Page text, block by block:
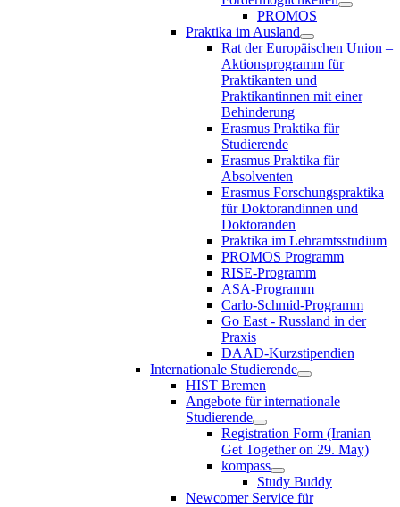
PROMOS
Praktika im Ausland
Rat der Europäischen Union –
Aktionsprogramm für
Praktikanten und
Praktikantinnen mit einer
Behinderung
Erasmus Praktika für
Studierende
Erasmus Praktika für
Absolventen
Erasmus Forschungspraktika
für Doktorandinnen und
Doktoranden
Praktika im Lehramtsstudium
PROMOS Programm
RISE-Programm
ASA-Programm
Carlo-Schmid-Programm
Go East - Russland in der
Praxis
DAAD-Kurzstipendien
Internationale Studierende
HIST Bremen
Angebote für internationale
Studierende
Registration Form (Iranian
Get Together on 29. May)
kompass
Study Buddy
Newcomer Service für